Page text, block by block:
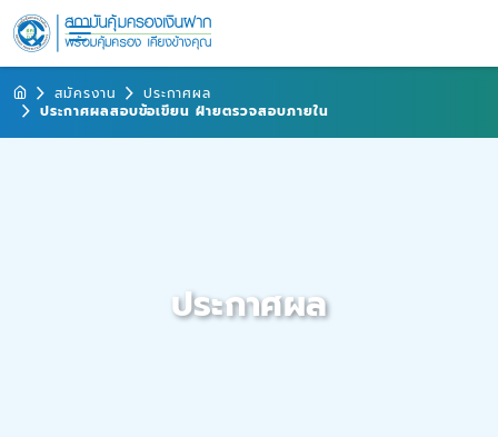
สมัครงาน
ประกาศผล
ประกาศผลสอบข้อเขียน ฝ่ายตรวจสอบภายใน
ประกาศผล